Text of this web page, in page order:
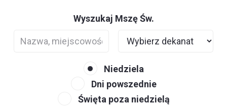
Wyszukaj Mszę Św.
Niedziela
Dni powszednie
Święta poza niedzielą